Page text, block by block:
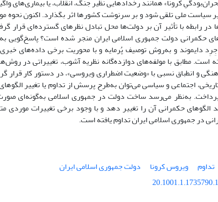
کرونا» همانند رخدادهایی نظیر جنگ، انقلاب، یا بیماری‌های
سیاست ملی تلقی شود و بر سرنوشت کشورها اثر بگذارد. اکنون نحوه
در رابطه با تأثیر آن بر دولت‌ها محل تبادل نظرهای گسترده‌ای قرار
حکمرانی دولت جمهوری اسلامی ایران منجر شده است؟ پاسخ‌گویی
دایموند و به‌روش توصیف پُرمایه و با محوریت برخی داده‌های
است. مطابق با مولفه‌های دوازده‌گانه نظریه آشوب، تغییراتی در
و انطباق نسبی با «وضعیت اضطراری ویروسی»، در دستور کار قرار
اجتماعی و سیاسی می‌توان به‌طرح پرسش از تداوم یا تغییر الگوهای
پرداخت. به‌نظر می‌رسد ساخت دولت در جمهوری اسلامی به‌گونه‌ای
الگوهای حکمرانی آن را تغییر دهد و با وجود برخی تغییرات موردی
در جمهوری اسلامی ایران تداوم یافته است.
تداوم ویروس کرونا
دولت جمهوری اسلامی ایران